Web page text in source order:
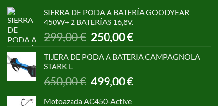
era:
1.055,00 €.
es:
SIERRA DE PODA A BATERÍA GOODYEAR
450W+ 2 BATERÍAS 16,8V.
299,00€ El
precio
original
299,00 €.
250,00€El
precio
actual
250,00 €.
TIJERA DE PODA A BATERIA CAMPAGNOLA
STARK L
650,00€
El
precio
original
499,00€El
precio
Motoazada AC450-Active